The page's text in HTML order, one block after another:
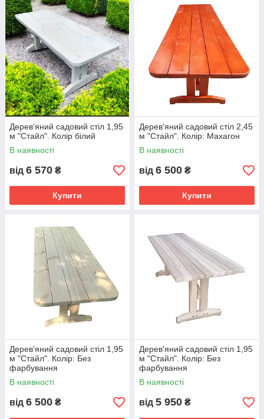
Дерев'яний садовий стіл 1,95
м "Стайл". Колір білий
В наявності
від 6 570 ₴
Купити
Дерев'яний садовий стіл 2,45
м "Стайл". Колір: Махагон
В наявності
від 6 500 ₴
Купити
Дерев'яний садовий стіл 1,95
м "Стайл". Колір: Без
фарбування
В наявності
від 6 500 ₴
Дерев'яний садовий стіл 1,95
м "Стайл". Колір: Без
фарбування
В наявності
від 5 950 ₴